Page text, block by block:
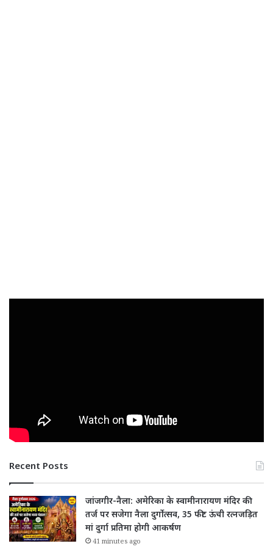
Recent Posts
जांजगीर-नैला: अमेरिका के स्वामीनारायण मंदिर की
तर्ज पर सजेगा नैला दुर्गोत्सव, 35 फीट ऊंची रत्नजड़ित
मां दुर्गा प्रतिमा होगी आकर्षण
41 minutes ago